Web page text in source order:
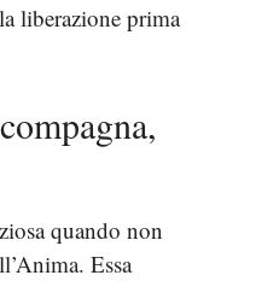
liberazione prima
quando non
Essa